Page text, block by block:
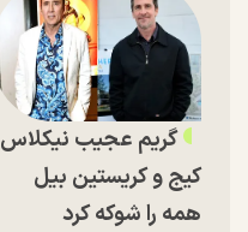
گریم عجیب نیکلاس
کیج و کریستین بیل
همه را شوکه کرد